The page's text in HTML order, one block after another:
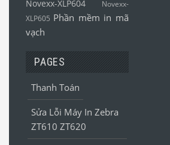
Novexx-XLP604
Novexx-
XLP605 Phần mềm in mã
vạch
PAGES
Thanh Toán
Sửa Lỗi Máy In Zebra
ZT610 ZT620